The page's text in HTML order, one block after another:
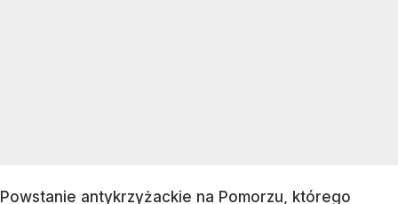
Powstanie antykrzyżackie na Pomorzu, którego